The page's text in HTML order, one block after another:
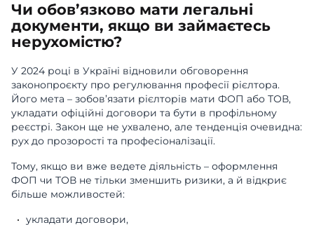
Чи обов’язково мати легальні
документи, якщо ви займаєтесь
нерухомістю?
У 2024 році в Україні відновили обговорення
законопроєкту про регулювання професії рієлтора.
Його мета – зобов’язати рієлторів мати ФОП або ТОВ,
укладати офіційні договори та бути в профільному
реєстрі. Закон ще не ухвалено, але тенденція очевидна:
рух до прозорості та професіоналізації.
Тому, якщо ви вже ведете діяльність – оформлення
ФОП чи ТОВ не тільки зменшить ризики, а й відкриє
більше можливостей:
укладати договори,